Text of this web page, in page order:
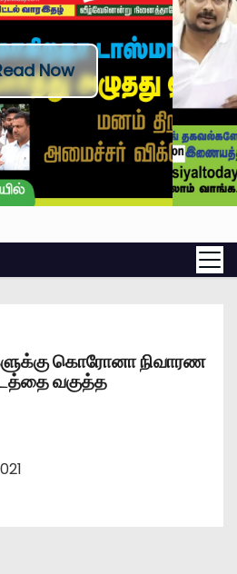
Now
கொரோனா நிவாரண
வகுத்த